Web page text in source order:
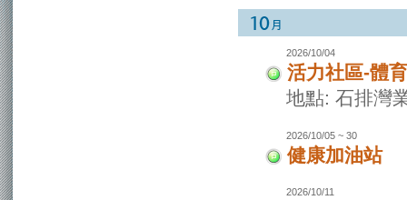
2026/10/04
活力社區-體
地點: 石排灣
2026/10/05 ~ 30
健康加油站
2026/10/11